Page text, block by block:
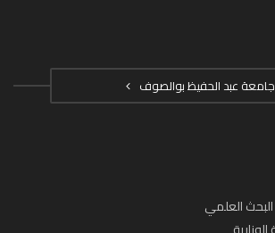
جامعة عبد الحفيظ بوالصوف
البحث العلمي